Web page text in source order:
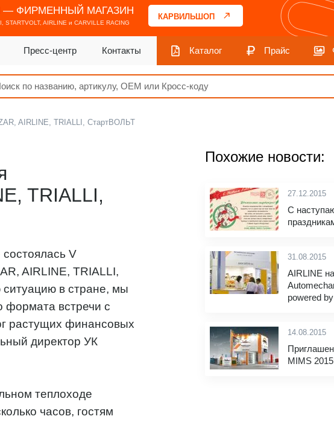
— ФИРМЕННЫЙ МАГАЗИН
STARTVOLT, AIRLINE и CARVILLE RACING
КАРВИЛЬШОП
Пресс-центр Контакты Каталог Прайс
AIRLINE, TRIALLI, СтартВОЛЬТ
TRIALLI,
V
AIRLINE, TRIALLI,
в стране, мы
формата встречи с
растущих финансовых
директор УК
теплоходе
часов, гостям
Похожие новости:
27.12.2015
С
31.08.2015
AIRLINE
powered
14.08.2015
MIMS